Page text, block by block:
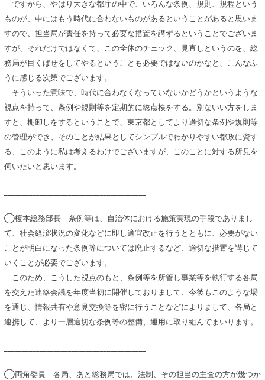
ですから、やはり大きな都庁の中で、いろんな条例、規則、規程という
ものが、中にはもう時代に合わないものがあるということがあると思いま
すので、担当局が責任を持って必要な措置を講ずるということでございま
すが、それだけではなくて、この全体のチェック、見直しというのを、総
務局が目くばせをしてやるということも必要ではないのかなと、こんなふ
うに感じる次第でございます。
そういった意味で、時代に合わなくなっていないかどうかというような
視点を持って、条例や規則等を定期的に総点検をする。別ないい方をしま
すと、棚卸しをするということで、東京都としてより適切な条例や規則等
の管理ができ、そのことが結果としてシンプルでわかりやすい都政に資す
る、このように私は考えるわけでございますが、このことに対する所見を
伺いたいと思います。
◯榎本総務部長 条例等は、自治体における施策実現の手段でありまし
て、社会経済状況の変化などに即し適宜改正を行うとともに、必要がない
ことが明白になった条例等については廃止するなど、適切な措置を講じて
いくことが必要でございます。
このため、こうした視点のもと、条例等を所管し事業等を執行する各局
を交えた連絡会議を年度当初に開催しておりまして、今後もこのような場
を通じ、情報共有や意見交換等を密に行うことなどによりまして、各局と
連携して、より一層適切な条例等の整備、運用に取り組んでまいります。
◯両角委員 各局、あと総務局では、法制、その担当の主査の方が幾つか